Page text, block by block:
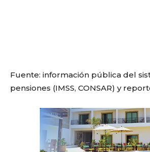
Fuente: información pública del
pensiones (IMSS, CONSAR) y